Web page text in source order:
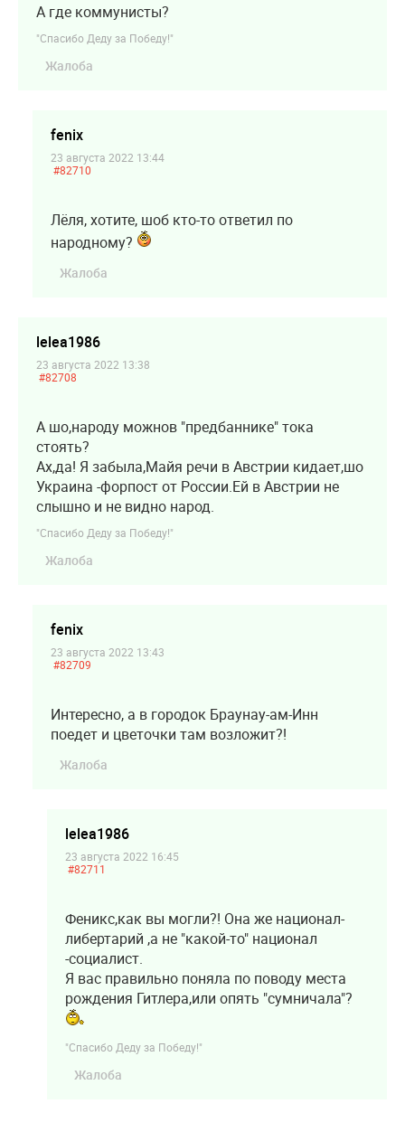
А где коммунисты?
"Спасибо Деду за Победу!"
Жалоба
fenix
23 августа 2022 13:44
#82710
Лёля, хотите, шоб кто-то ответил по
народному?
Жалоба
lelea1986
23 августа 2022 13:38
#82708
А шо,народу можнов "предбаннике" тока
стоять?
Ах,да! Я забыла,Майя речи в Австрии кидает,шо
Украина -форпост от России.Ей в Австрии не
слышно и не видно народ.
"Спасибо Деду за Победу!"
Жалоба
fenix
23 августа 2022 13:43
#82709
Интересно, а в городок Браунау-ам-Инн
поедет и цветочки там возложит?!
Жалоба
lelea1986
23 августа 2022 16:45
#82711
Феникс,как вы могли?! Она же национал-
либертарий ,а не "какой-то" национал
-социалист.
Я вас правильно поняла по поводу места
рождения Гитлера,или опять "сумничала"?
"Спасибо Деду за Победу!"
Жалоба